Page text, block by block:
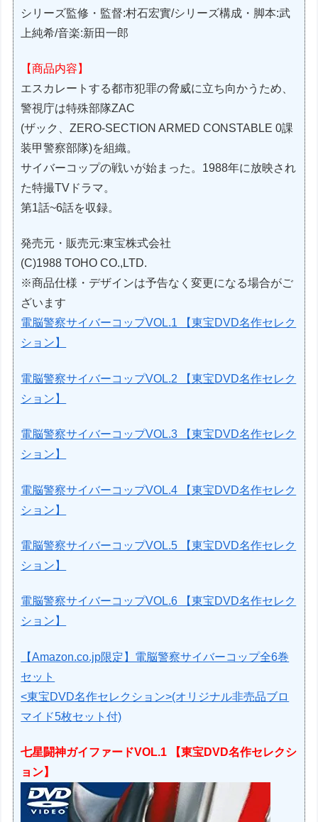
シリーズ監修・監督:村石宏實/シリーズ構成・脚本:武
上純希/音楽:新田一郎
【商品内容】
エスカレートする都市犯罪の脅威に立ち向かうため、
警視庁は特殊部隊ZAC
(ザック、ZERO-SECTION ARMED CONSTABLE 0課
装甲警察部隊)を組織。
サイバーコップの戦いが始まった。1988年に放映され
た特撮TVドラマ。
第1話~6話を収録。
発売元・販売元:東宝株式会社
(C)1988 TOHO CO.,LTD.
※商品仕様・デザインは予告なく変更になる場合がご
ざいます
電脳警察サイバーコップVOL.1 【東宝DVD名作セレク
ション】
電脳警察サイバーコップVOL.2 【東宝DVD名作セレク
ション】
電脳警察サイバーコップVOL.3 【東宝DVD名作セレク
ション】
電脳警察サイバーコップVOL.4 【東宝DVD名作セレク
ション】
電脳警察サイバーコップVOL.5 【東宝DVD名作セレク
ション】
電脳警察サイバーコップVOL.6 【東宝DVD名作セレク
ション】
【Amazon.co.jp限定】電脳警察サイバーコップ全6巻
セット
<東宝DVD名作セレクション>(オリジナル非売品ブロ
マイド5枚セット付)
七星闘神ガイファードVOL.1 【東宝DVD名作セレクシ
ョン】